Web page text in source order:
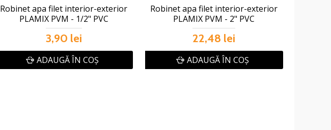
Robinet apa filet interior-exterior
PLAMIX PVM - 1/2" PVC
3,90 lei
ADAUGĂ ÎN COŞ
Robinet apa filet interior-exterior
PLAMIX PVM - 2" PVC
22,48 lei
ADAUGĂ ÎN COŞ